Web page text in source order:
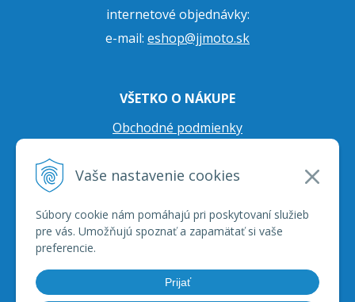
Vaše nastavenie cookies
Súbory cookie nám pomáhajú pri poskytovaní služieb
pre vás. Umožňujú spoznať a zapamätať si vaše
preferencie.
Prijať
internetové objednávky:
e-mail: eshop@jjmoto.sk
VŠETKO O NÁKUPE
Obchodné podmienky
Prepravné podmienky